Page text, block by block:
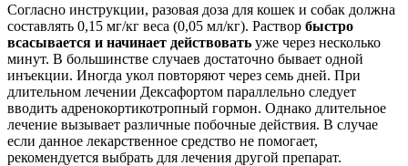
Согласно инструкции, разовая доза для кошек и собак должна
составлять 0,15 мг/кг веса (0,05 мл/кг). Раствор быстро
всасывается и начинает действовать уже через несколько
минут. В большинстве случаев достаточно бывает одной
инъекции. Иногда укол повторяют через семь дней. При
длительном лечении Дексафортом параллельно следует
вводить адренокортикотропный гормон. Однако длительное
лечение вызывает различные побочные действия. В случае
если данное лекарственное средство не помогает,
рекомендуется выбрать для лечения другой препарат.